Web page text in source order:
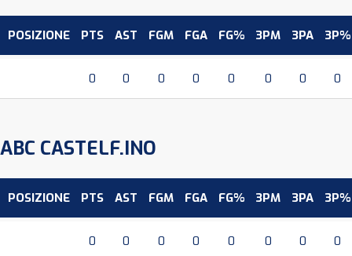
POSIZIONE PTS AST FGM FGA FG% 3PM 3PA 3P%
0 0 0 0 0 0 0 0
ABC CASTELF.INO
POSIZIONE PTS AST FGM FGA FG% 3PM 3PA 3P%
0 0 0 0 0 0 0 0